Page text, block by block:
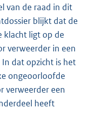
van de raad in dit
blijkt dat de
klacht ligt op de
verweerder in een
dat opzicht is het
ongeoorloofde
verweerder een
heeft